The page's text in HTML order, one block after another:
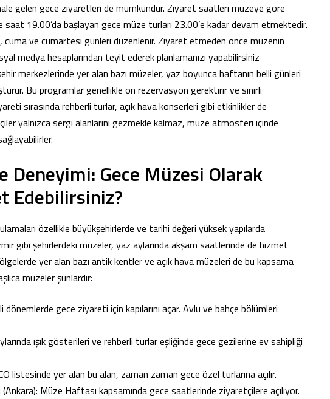
gelen gece ziyaretleri de mümkündür. Ziyaret saatleri müzeye göre
saat 19.00’da başlayan gece müze turları 23.00’e kadar devam etmektedir.
cuma ve cumartesi günleri düzenlenir. Ziyaret etmeden önce müzenin
medya hesaplarından teyit ederek planlamanızı yapabilirsiniz
merkezlerinde yer alan bazı müzeler, yaz boyunca haftanın belli günleri
Bu programlar genellikle ön rezervasyon gerektirir ve sınırlı
sırasında rehberli turlar, açık hava konserleri gibi etkinlikler de
yalnızca sergi alanlarını gezmekle kalmaz, müze atmosferi içinde
Deneyimi: Gece Müzesi Olarak
Edebilirsiniz?
özellikle büyükşehirlerde ve tarihi değeri yüksek yapılarda
gibi şehirlerdeki müzeler, yaz aylarında akşam saatlerinde de hizmet
yer alan bazı antik kentler ve açık hava müzeleri de bu kapsama
müzeler şunlardır:
dönemlerde gece ziyareti için kapılarını açar. Avlu ve bahçe bölümleri
ışık gösterileri ve rehberli turlar eşliğinde gece gezilerine ev sahipliği
listesinde yer alan bu alan, zaman zaman gece özel turlarına açılır.
Müze Haftası kapsamında gece saatlerinde ziyaretçilere açılıyor.